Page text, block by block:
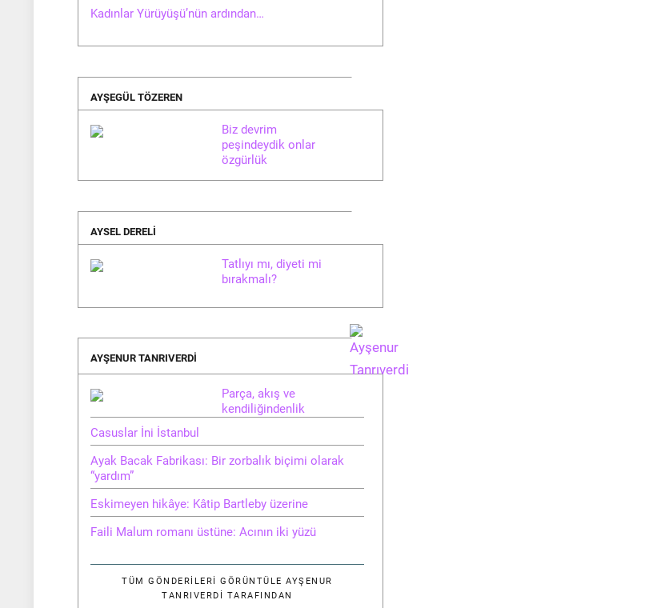
Kadınlar Yürüyüşü’nün ardından…
AYŞEGÜL TÖZEREN
Biz devrim
peşindeydik onlar
özgürlük
AYSEL DERELI
Tatlıyı mı, diyeti mi
bırakmalı?
AYŞENUR TANRIVERDI
Parça, akış ve
kendiliğindenlik
Casuslar İni İstanbul
Ayak Bacak Fabrikası: Bir zorbalık biçimi olarak
“yardım”
Eskimeyen hikâye: Kâtip Bartleby üzerine
Faili Malum romanı üstüne: Acının iki yüzü
TÜM GÖNDERILERI GÖRÜNTÜLE AYŞENUR
TANRIVERDI TARAFINDAN